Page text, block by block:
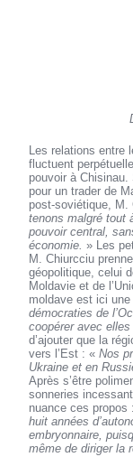
Les relations entre
fluctuent
pouvoir à
pour un trader de
post-soviétique,
tenons malgré tout
pouvoir central,
économie. » Les
M. Chiurcciu
géopolitique, celui
Moldavie et de
moldave est ici
démocraties de
coopérer avec elles
d’ajouter que la
vers l’Est : «Nos
Ukraine et en
Après s’être
sonneries
nuance ces
huit années
embryonnaire,
même de diriger la